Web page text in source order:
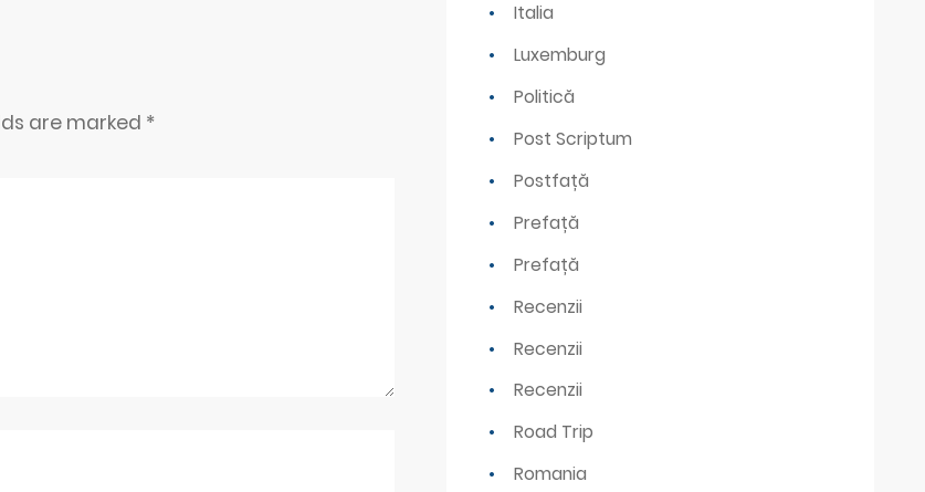
are marked *
Italia
Luxemburg
Politică
Post Scriptum
Postfață
Prefață
Prefață
Recenzii
Recenzii
Recenzii
Road Trip
Romania